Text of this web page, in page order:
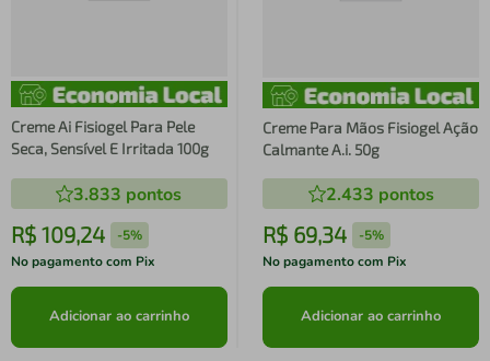
Creme Ai Fisiogel Para Pele
Seca, Sensível E Irritada 100g
3.833 pontos
R$ 109,24 -5%
No pagamento com Pix
Adicionar ao carrinho
Creme Para Mãos Fisiogel Ação
Calmante A.i. 50g
2.433 pontos
R$ 69,34 -5%
No pagamento com Pix
Adicionar ao carrinho